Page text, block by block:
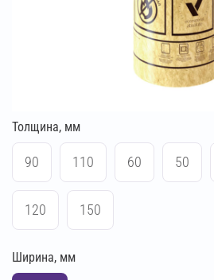
Толщина, мм
90 110 60 50
120 150
Ширина, мм